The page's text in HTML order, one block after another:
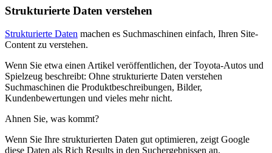
Strukturierte Daten verstehen
Strukturierte Daten machen es Suchmaschinen einfach, Ihren Site-
Content zu verstehen.
Wenn Sie etwa einen Artikel veröffentlichen, der Toyota-Autos und
Spielzeug beschreibt: Ohne strukturierte Daten verstehen
Suchmaschinen die Produktbeschreibungen, Bilder,
Kundenbewertungen und vieles mehr nicht.
Ahnen Sie, was kommt?
Wenn Sie Ihre strukturierten Daten gut optimieren, zeigt Google
diese Daten als Rich Results in den Suchergebnissen an.